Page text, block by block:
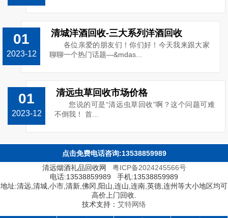
01
2023-12
清城洋酒回收-三大系列洋酒回收
各位亲爱的朋友们！你们好！今天我来跟大家
聊聊一个热门话题—&mdas...
01
2023-12
清远虫草回收市场价格
您说的可是“清远虫草回收”啊？这个问题可难
不倒我！ 首...
点击免费电话咨询:13538859989
清远烟酒礼品回收网 粤ICP备2024245566号
电话:13538859989 手机:13538859989
地址:清远,清城,小市,清新,佛冈,阳山,连山,连南,英德,连州等大小地区均可
高价上门回收.
技术支持： 艾特网络